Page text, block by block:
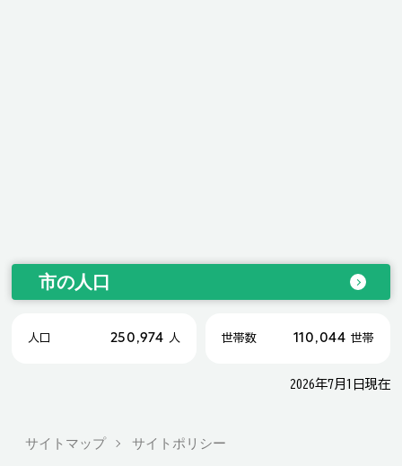
市の人口
人口 250,974 人 世帯数 110,044 世帯
2026年7月1日現在
サイトマップ サイトポリシー